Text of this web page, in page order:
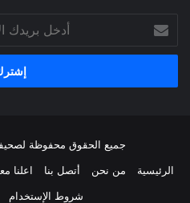
جميع الحقوق محفوظة لصحيفة
الرئيسية
من نحن أتصل بنا اعلنا
شروط الإستخدام